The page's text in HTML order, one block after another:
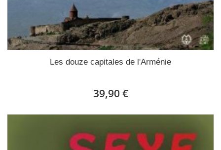
Les douze capitales de l'Arménie
39,90 €